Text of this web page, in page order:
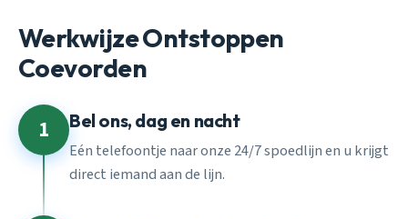
Werkwijze Ontstoppen
Coevorden
1 Bel ons, dag en nacht
Eén telefoontje naar onze 24/7 spoedlijn en u krijgt
direct iemand aan de lijn.